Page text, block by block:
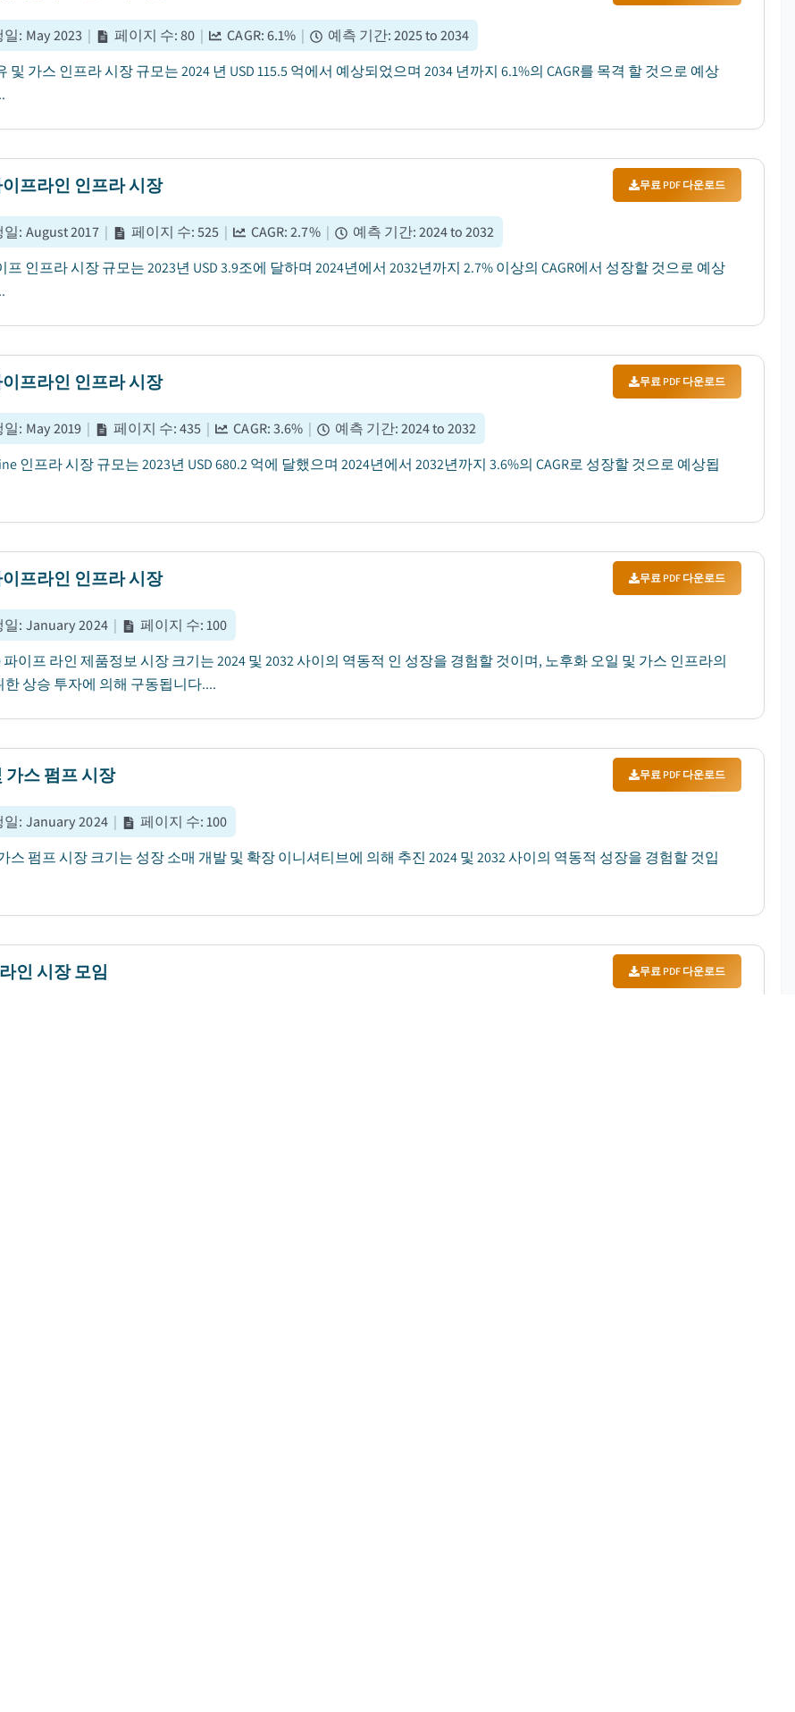
일: May 2023 | 페이지 수:80 | CAGR:6.1% | 예측 기간:2025 to 2034
및 가스 인프라 시장 규모는 2024 년 USD 115.5 억에서 예상되었으며 2034 년까지 6.1%의 CAGR를 목격 할 것으로 예상
프라인 인프라 시장 무료 PDF 다운로드
일: August 2017 | 페이지 수:525 | CAGR:2.7% | 예측 기간:2024 to 2032
프 인프라 시장 규모는 2023년 USD 3.9조에 달하며 2024년에서 2032년까지 2.7% 이상의 CAGR에서 성장할 것으로 예상
프라인 인프라 시장 무료 PDF 다운로드
일: May 2019 | 페이지 수:435 | CAGR:3.6% | 예측 기간:2024 to 2032
인프라 시장 규모는 2023년 USD 680.2 억에 달했으며 2024년에서 2032년까지 3.6%의 CAGR로 성장할 것으로 예상됩
프라인 인프라 시장 무료 PDF 다운로드
일: January 2024 | 페이지 수:100
파이프 라인 제품정보 시장 크기는 2024 및 2032 사이의 역동적 인 성장을 경험할 것이며, 노후화 오일 및 가스 인프라의
한 상승 투자에 의해 구동됩니다....
가스 펌프 시장 무료 PDF 다운로드
일: January 2024 | 페이지 수:100
스 펌프 시장 크기는 성장 소매 개발 및 확장 이니셔티브에 의해 추진 2024 및 2032 사이의 역동적 성장을 경험할 것입
인 시장 모임 무료 PDF 다운로드